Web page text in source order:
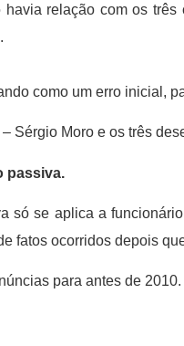
relação com os
como um erro inicial,
Sérgio Moro e os três
passiva.
só se aplica a
fatos ocorridos depois
para antes de